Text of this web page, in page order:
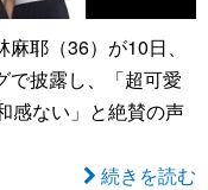
耶（36）が10日、
で披露し、「超可愛
感ない」と絶賛の声
続きを読む